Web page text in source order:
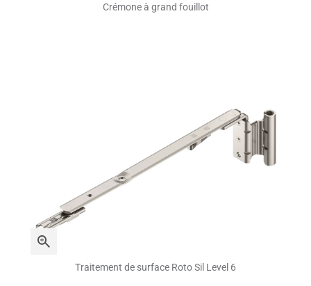
Crémone à grand fouillot
Traitement de surface Roto Sil Level 6